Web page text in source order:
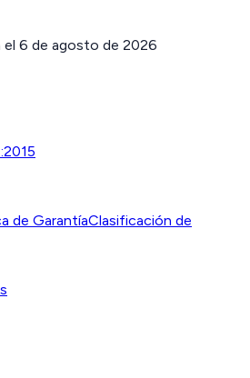
el 6 de agosto de 2026
de GarantíaClasificación de